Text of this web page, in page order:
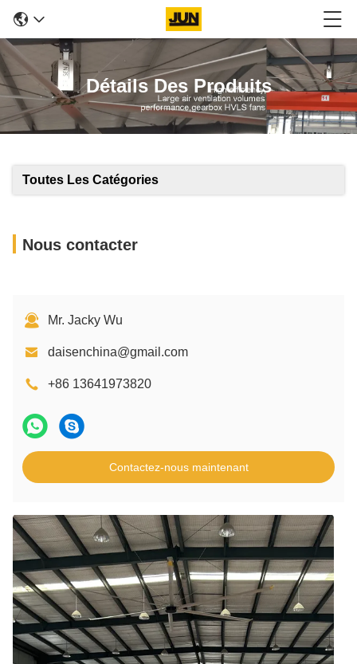
Détails Des Produits
Toutes Les Catégories
Nous contacter
Mr. Jacky Wu
daisenchina@gmail.com
+86 13641973820
Contactez-nous maintenant